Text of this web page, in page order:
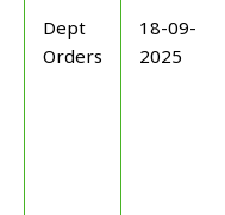
Dept
Orders
18-09-
2025